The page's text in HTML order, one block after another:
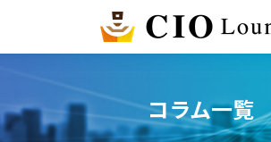
ス
キ
ン
に
コラム一覧